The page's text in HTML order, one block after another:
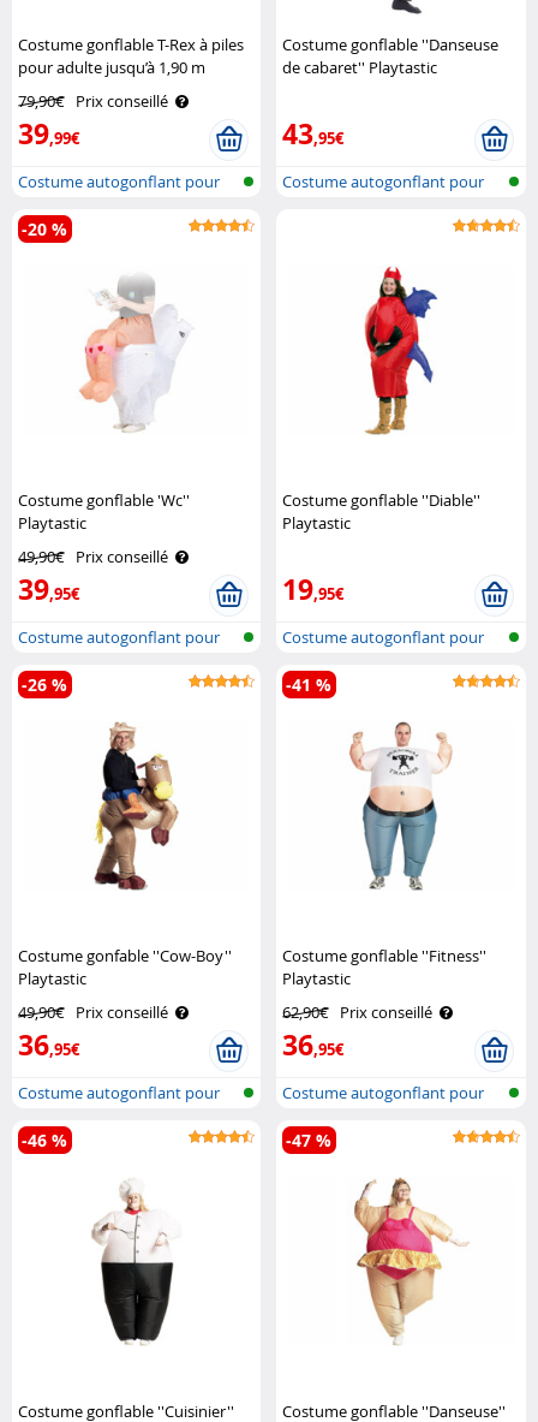
Costume gonflable T-Rex à piles
pour adulte jusqu’à 1,90 m
79,90€ Prix conseillé
39,99€
Costume autogonflant pour
adulte
Costume gonflable ''Danseuse
de cabaret'' Playtastic
43,95€
Costume autogonflant pour
Costume gonflable 'Wc''
Playtastic
49,90€ Prix conseillé
39,95€
-20 %
Costume autogonflant pour
adulte
Costume gonflable ''Diable''
Playtastic
19,95€
Costume autogonflant pour
adulte
Costume gonfable ''Cow-Boy''
Playtastic
49,90€ Prix conseillé
36,95€
-26 %
Costume autogonflant pour
adulte
Costume gonflable ''Fitness''
Playtastic
62,90€ Prix conseillé
36,95€
-41 %
Costume autogonflant pour
adulte
Costume gonflable ''Cuisinier''
-46 %
Costume gonflable ''Danseuse''
-47 %